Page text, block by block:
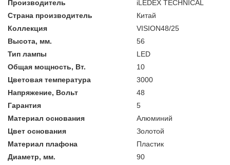
Производитель
iLEDEX TECHNICAL
Страна производитель
Китай
Коллекция
VISION48/25
Высота, мм.
56
Тип лампы
LED
Общая мощность, Вт.
10
Цветовая температура
3000
Напряжение, Вольт
48
Гарантия
5
Материал основания
Алюминий
Цвет основания
Золотой
Материал плафона
Пластик
Диаметр, мм.
90